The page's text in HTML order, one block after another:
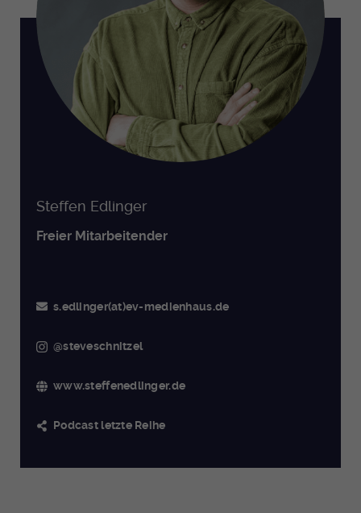
Steffen Edlinger
Freier Mitarbeitender
s.edlinger(at)ev-medienhaus.de
@steveschnitzel
www.steffenedlinger.de
Podcast letzte Reihe